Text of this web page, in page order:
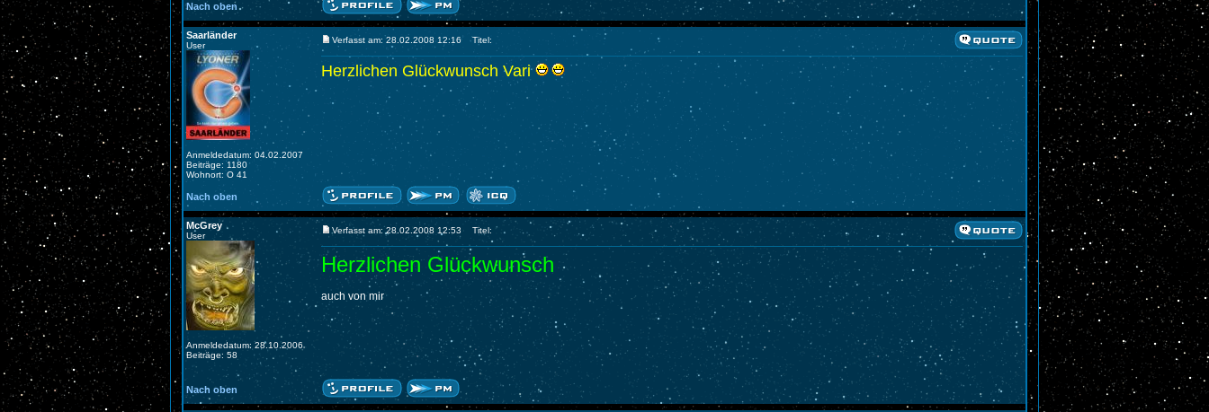
Nach oben
Saarländer
User
Anmeldedatum: 04.02.2007
Beiträge: 1180
Wohnort: O 41
Verfasst am: 28.02.2008 12:16 Titel:
Herzlichen Glückwunsch Vari
Nach oben
McGrey
User
Anmeldedatum: 28.10.2006
Beiträge: 58
Verfasst am: 28.02.2008 12:53 Titel:
Herzlichen Glückwunsch
auch von mir
Nach oben